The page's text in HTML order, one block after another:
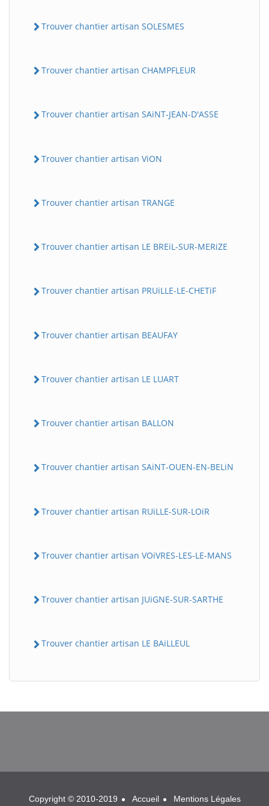
Trouver chantier artisan SOLESMES
Trouver chantier artisan CHAMPFLEUR
Trouver chantier artisan SAiNT-JEAN-D'ASSE
Trouver chantier artisan ViON
Trouver chantier artisan TRANGE
Trouver chantier artisan LE BREiL-SUR-MERiZE
Trouver chantier artisan PRUiLLE-LE-CHETiF
Trouver chantier artisan BEAUFAY
Trouver chantier artisan LE LUART
Trouver chantier artisan BALLON
Trouver chantier artisan SAiNT-OUEN-EN-BELiN
Trouver chantier artisan RUiLLE-SUR-LOiR
Trouver chantier artisan VOiVRES-LES-LE-MANS
Trouver chantier artisan JUiGNE-SUR-SARTHE
Trouver chantier artisan LE BAiLLEUL
BatiWebPro
Copyright © 2010-2019 Accueil
Mentions Légales